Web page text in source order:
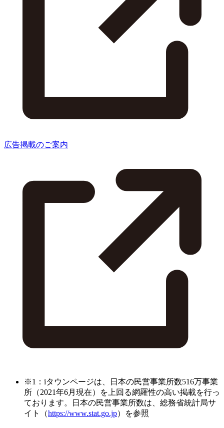
広告掲載のご案内
※1：iタウンページは、日本の民営事業所数516万事業
所（2021年6月現在）を上回る網羅性の高い掲載を行っ
ております。日本の民営事業所数は、総務省統計局サ
イト（https://www.stat.go.jp）を参照